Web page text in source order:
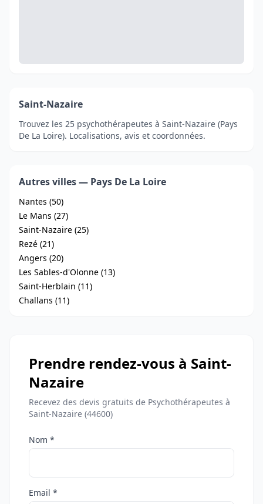
Saint-Nazaire
Trouvez les 25 psychothérapeutes à Saint-Nazaire (Pays
De La Loire). Localisations, avis et coordonnées.
Autres villes — Pays De La Loire
Nantes (50)
Le Mans (27)
Saint-Nazaire (25)
Rezé (21)
Angers (20)
Les Sables-d'Olonne (13)
Saint-Herblain (11)
Challans (11)
Prendre rendez-vous à Saint-
Nazaire
Recevez des devis gratuits de Psychothérapeutes à
Saint-Nazaire (44600)
Nom *
Email *